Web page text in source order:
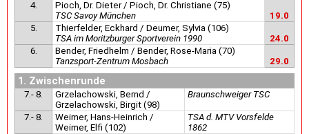
4.
Pioch, Dr. Dieter / Pioch, Dr. Christiane (75)
TSC Savoy München
19.0
5.
Thierfelder, Eckhard / Deumer, Sylvia (106)
TSA im Moritzburger Sportverein 1990
24.0
6.
Bender, Friedhelm / Bender, Rose-Maria (70)
Tanzsport-Zentrum Mosbach
29.0
1. Zwischenrunde
7.- 8.
Grzelachowski, Bernd /
Grzelachowski, Birgit (98)
Braunschweiger TSC
7.- 8.
Weimer, Hans-Heinrich /
Weimer, Elfi (102)
TSA d. MTV Vorsfelde
1862